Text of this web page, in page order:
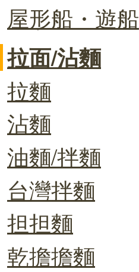
屋形船・遊船
拉面/沾麵
拉麵
沾麵
油麵/拌麵
台灣拌麵
担担麵
乾擔擔麵